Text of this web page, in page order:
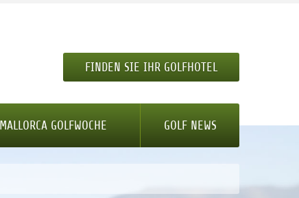
FINDEN SIE IHR GOLFHOTEL
MALLORCA GOLFWOCHE GOLF NEWS